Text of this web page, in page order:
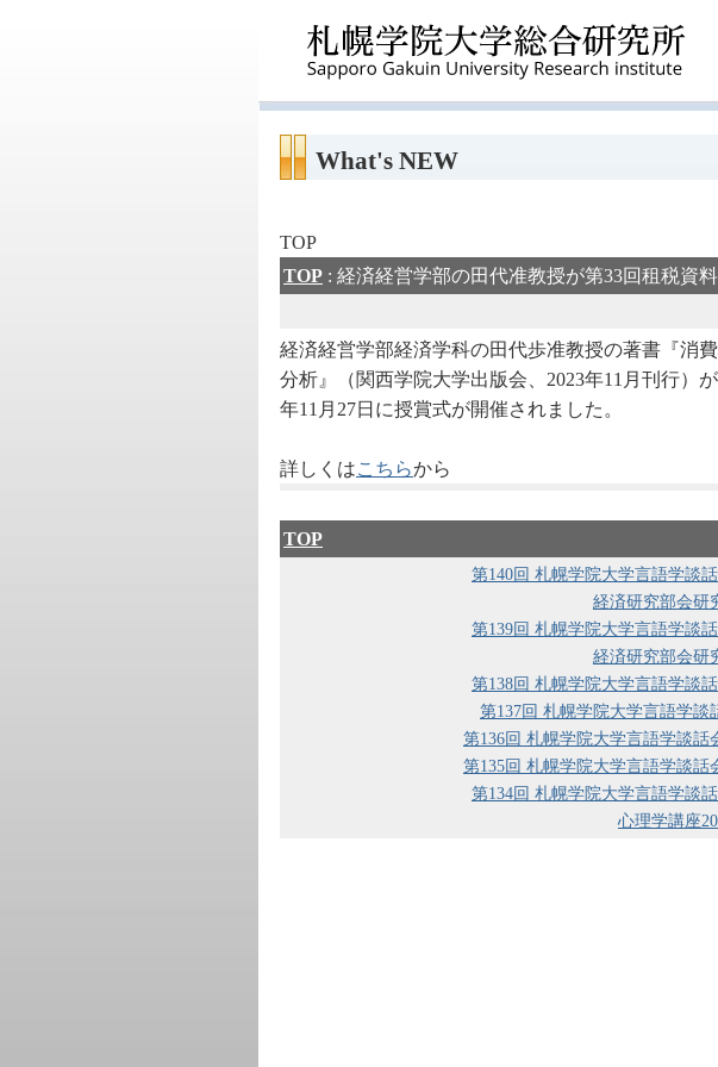
What's NEW
TOP
TOP : 経済経営学部の田代准教授が第33回租税資
経済経営学部経済学科の田代歩准教授の著書『消
分析』（関西学院大学出版会、2023年11月刊行）
年11月27日に授賞式が開催されました。
詳しくはこちらから
TOP
第140回 札幌学院大学言語学談
経済研究部会
第139回 札幌学院大学言語学談
経済研究部会
第138回 札幌学院大学言語学談
第137回 札幌学院大学言語学
第136回 札幌学院大学言語学談
第135回 札幌学院大学言語学談
第134回 札幌学院大学言語学談
心理学講座